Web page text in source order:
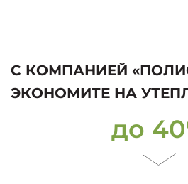
С КОМПАНИЕЙ
ЭКОНОМИТЕ НА
до